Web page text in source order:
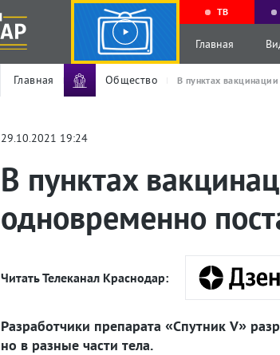
ТВ
Главная
Главная Общество В пунктах
29.10.2021 19:24
В пунктах
одновременно
Читать Телеканал Краснодар:
Разработчики препарата «Спутник V»
но в разные части тела.